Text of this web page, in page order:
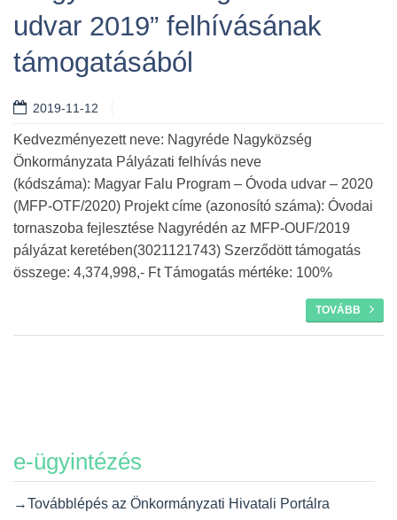
udvar 2019” felhívásának
támogatásából
2019-11-12
Kedvezményezett neve: Nagyréde Nagyközség
Önkormányzata Pályázati felhívás neve
(kódszáma): Magyar Falu Program – Óvoda udvar – 2020
(MFP-OTF/2020) Projekt címe (azonosító száma): Óvodai
tornaszoba fejlesztése Nagyrédén az MFP-OUF/2019
pályázat keretében(3021121743) Szerződött támogatás
összege: 4,374,998,- Ft Támogatás mértéke: 100%
TOVÁBB
e-ügyintézés
→Továbblépés az Önkormányzati Hivatali Portálra